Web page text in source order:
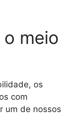
meio
os
com
um de nossos